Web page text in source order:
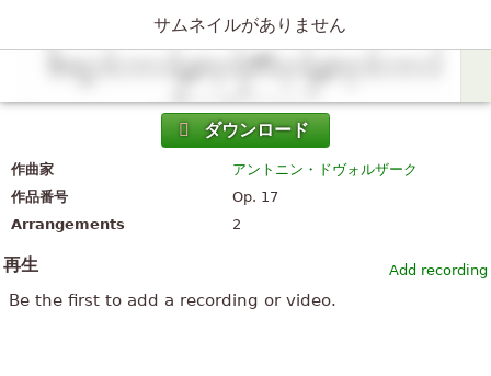
サムネイルがありません
ダウンロード
作曲家
アントニン・ドヴォルザーク
作品番号
Op. 17
Arrangements
2
Add recording
再生
Be the first to add a recording or video.